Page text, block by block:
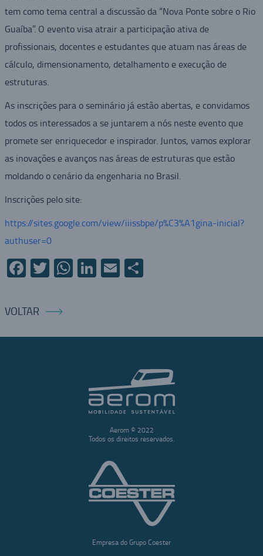
tem como tema central a discussão da “Nova Ponte sobre o Rio
Guaíba”. O evento visa atrair a participação ativa de
profissionais, docentes e estudantes que atuam nas áreas de
cálculo, dimensionamento, detalhamento e execução de
estruturas.
As inscrições para o seminário já estão abertas, e convidamos
todos os interessados a se juntarem a nós neste evento que
promete ser enriquecedor e inspirador. Juntos, vamos explorar
as inovações e avanços nas áreas de estruturas que estão
moldando o cenário da engenharia no Brasil.
Inscrições pelo site:
https://sites.google.com/view/iiissbpe/p%C3%A1gina-inicial?
authuser=0
Facebook
Twitter
WhatsApp
LinkedIn
EmailCompartilhar
VOLTAR
Aerom © 2022
Todos os direitos reservados.
Empresa do Grupo Coester